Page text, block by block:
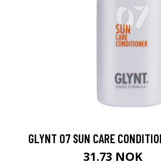
GLYNT 07 SUN CARE
31.73 NOK